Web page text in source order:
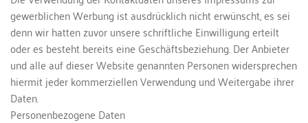
gewerblichen Werbung ist ausdrücklich nicht erwünscht, es sei
denn wir hatten zuvor unsere schriftliche Einwilligung erteilt
oder es besteht bereits eine Geschäftsbeziehung. Der Anbieter
und alle auf dieser Website genannten Personen widersprechen
hiermit jeder kommerziellen Verwendung und Weitergabe ihrer
Daten.
Personenbezogene Daten